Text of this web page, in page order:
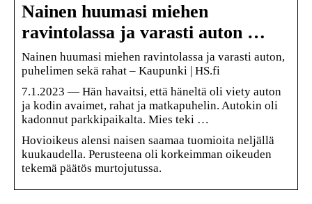
Nainen huumasi miehen
ravintolassa ja varasti auton …
Nainen huumasi miehen ravintolassa ja varasti auton,
puhelimen sekä rahat – Kaupunki | HS.fi
7.1.2023 — Hän havaitsi, että häneltä oli viety auton
ja kodin avaimet, rahat ja matkapuhelin. Autokin oli
kadonnut parkkipaikalta. Mies teki …
Hovioikeus alensi naisen saamaa tuomioita neljällä
kuukaudella. Perusteena oli korkeimman oikeuden
tekemä päätös murtojutussa.